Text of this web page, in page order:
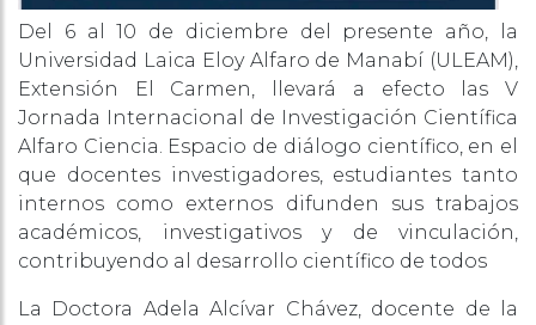
Del 6 al 10 de diciembre del presente año, la
Universidad Laica Eloy Alfaro de Manabí (ULEAM),
Extensión El Carmen, llevará a efecto las V
Jornada Internacional de Investigación Científica
Alfaro Ciencia. Espacio de diálogo científico, en el
que docentes investigadores, estudiantes tanto
internos como externos difunden sus trabajos
académicos, investigativos y de vinculación,
contribuyendo al desarrollo científico de todos
La Doctora Adela Alcívar Chávez, docente de la